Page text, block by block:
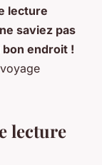
lecture
saviez pas
endroit !
lecture